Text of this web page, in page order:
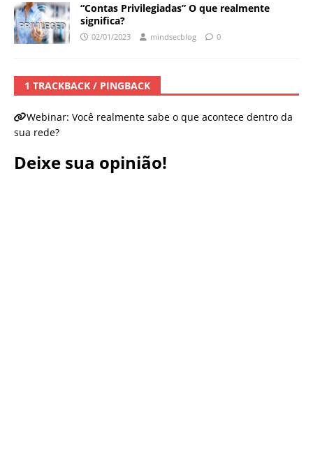
“Contas Privilegiadas” O que realmente
significa?
02/01/2023 mindsecblog 0
1 TRACKBACK / PINGBACK
Webinar: Você realmente sabe o que acontece dentro da
sua rede?
Deixe sua opinião!